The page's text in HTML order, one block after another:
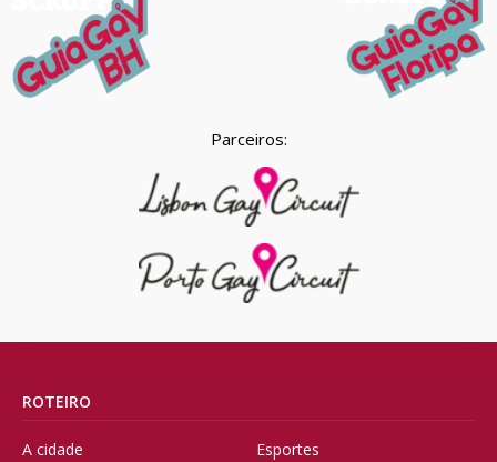
Parceiros:
ROTEIRO
A cidade Esportes